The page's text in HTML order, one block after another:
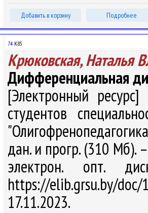
Добавить в корзину Подробнее
74 К85
Крюковская, Наталья
Дифференциальная
[Электронный
студентов
дан. и прогр. (310 Мб).
электрон. опт.
https://elib.grsu.by/
17.11.2023.